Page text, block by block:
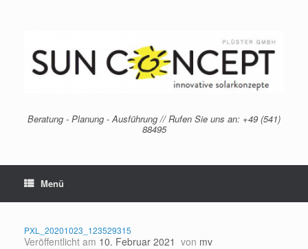
Beratung - Planung - Ausführung // Rufen Sie uns an: +49 (541)
88495
Menü
PXL_20201023_123529315
Veröffentlicht am 10. Februar 2021 von mv